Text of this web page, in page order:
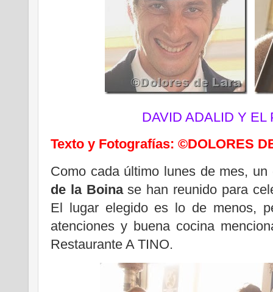
DAVID ADALID Y EL
Texto y Fotografías: ©DOLORES
Como cada último lunes de mes,
de la Boinase han reunido para
El lugar elegido es lo de menos,
atenciones y buena cocina
Restaurante A TINO.